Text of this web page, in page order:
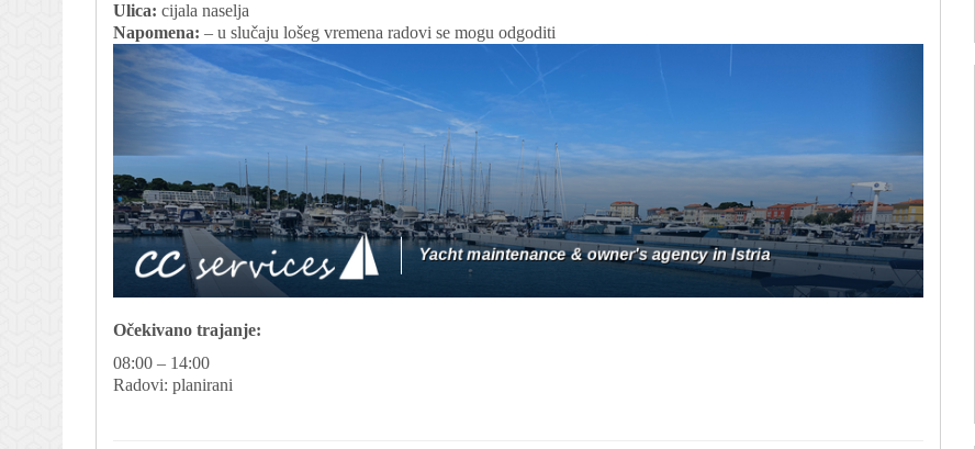
Ulica: cijala naselja
Napomena: – u slučaju lošeg vremena radovi se mogu odgoditi
Očekivano trajanje:
08:00 – 14:00
Radovi: planirani